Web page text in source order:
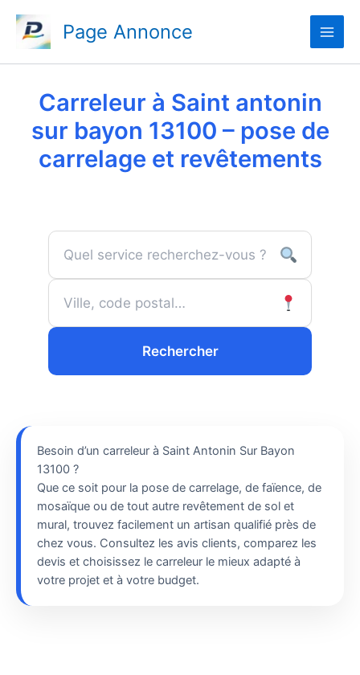
contenu
Page Annonce
Carreleur à Saint antonin
sur bayon 13100 – pose de
carrelage et revêtements
Rechercher
Besoin d’un carreleur à Saint Antonin Sur Bayon
13100 ?
Que ce soit pour la pose de carrelage, de faïence, de
mosaïque ou de tout autre revêtement de sol et
mural, trouvez facilement un artisan qualifié près de
chez vous. Consultez les avis clients, comparez les
devis et choisissez le carreleur le mieux adapté à
votre projet et à votre budget.